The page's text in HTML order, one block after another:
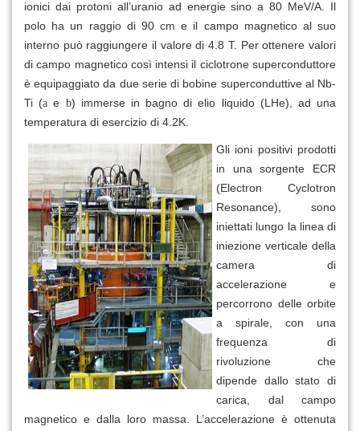
ionici dai protoni all’uranio ad energie sino a 80 MeV/A. Il
polo ha un raggio di 90 cm e il campo magnetico al suo
interno può raggiungere il valore di 4.8 T. Per ottenere valori
di campo magnetico così intensi il ciclotrone superconduttore
è equipaggiato da due serie di bobine superconduttive al Nb-
Ti (a e b) immerse in bagno di elio liquido (LHe), ad una
temperatura di esercizio di 4.2K.
Gli ioni positivi prodotti
in una sorgente ECR
(Electron Cyclotron
Resonance), sono
iniettati lungo la linea di
iniezione verticale della
camera di
accelerazione e
percorrono delle orbite
a spirale, con una
frequenza di
rivoluzione che
dipende dallo stato di
carica, dal campo
magnetico e dalla loro massa. L’accelerazione è ottenuta